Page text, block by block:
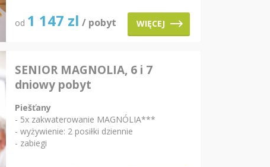
od 1 147 zl / pobyt WIĘCEJ
SENIOR MAGNOLIA, 6 i 7
dniowy pobyt
Piešťany
- 5x zakwaterowanie MAGNÓLIA***
- wyżywienie: 2 posiłki dziennie
- zabiegi